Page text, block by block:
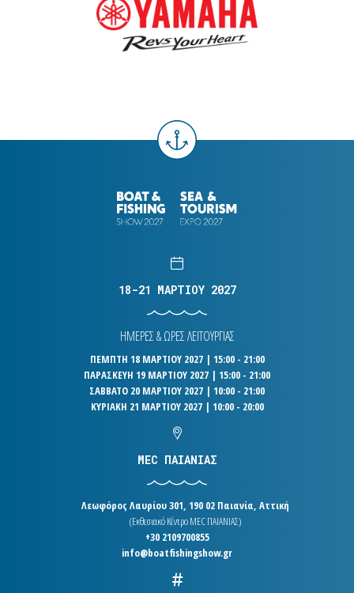
18-21 ΜΑΡΤΙΟΥ 2027
ΗΜΕΡΕΣ & ΩΡΕΣ ΛΕΙΤΟΥΡΓΙΑΣ
ΠΕΜΠΤΗ 18 ΜΑΡΤΙΟΥ 2027 | 15:00 - 21:00
ΠΑΡΑΣΚΕΥΗ 19 ΜΑΡΤΙΟΥ 2027 | 15:00 - 21:00
ΣΑΒΒΑΤΟ 20 ΜΑΡΤΙΟΥ 2027 | 10:00 - 21:00
ΚΥΡΙΑΚΗ 21 ΜΑΡΤΙΟΥ 2027 | 10:00 - 20:00
MEC ΠΑΙΑΝΙΑΣ
Λεωφόρος Λαυρίου 301, 190 02 Παιανία, Αττική
(Εκθεσιακό Κέντρο MEC ΠΑΙΑΝΙΑΣ)
+30 2109700855
info@boatfishingshow.gr